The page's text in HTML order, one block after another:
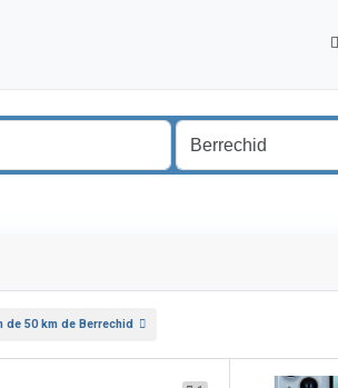
de 50 km de Berrechid